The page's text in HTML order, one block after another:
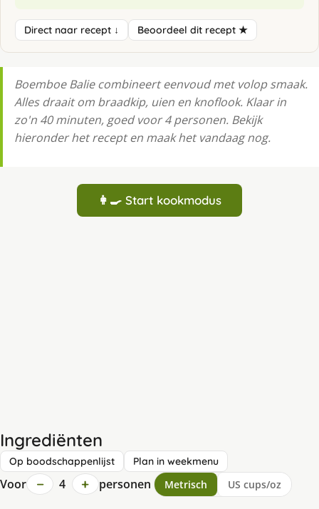
Direct naar recept ↓ Beoordeel dit recept ★
Boemboe Balie combineert eenvoud met volop smaak.
Alles draait om braadkip, uien en knoflook. Klaar in
zo'n 40 minuten, goed voor 4 personen. Bekijk
hieronder het recept en maak het vandaag nog.
👩‍🍳 Start kookmodus
Ingrediënten
Op boodschappenlijst Plan in weekmenu
Voor − 4 + personen Metrisch US cups/oz